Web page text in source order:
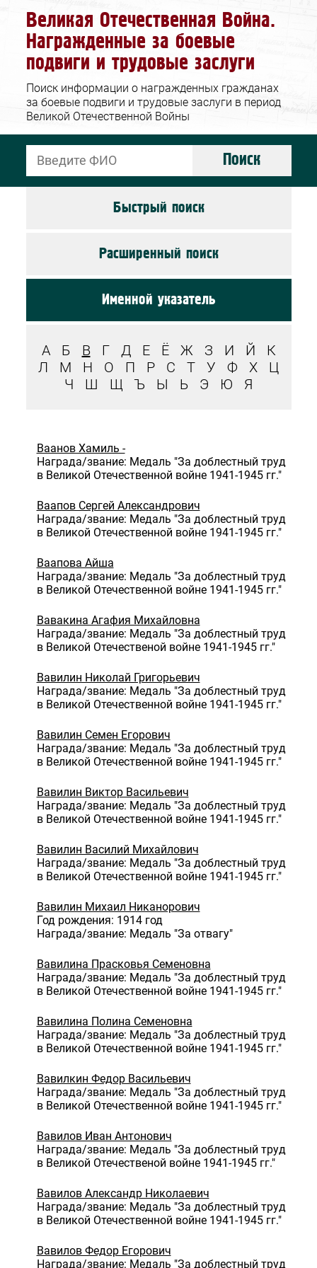
Великая Отечественная Война.
Награжденные за боевые
подвиги и трудовые заслуги
Поиск информации о награжденных гражданах
за боевые подвиги и трудовые заслуги в период
Великой Отечественной Войны
Поиск
Быстрый поиск
Расширенный поиск
Именной указатель
А Б В Г Д Е Ё Ж З И Й
К
Л
М Н О П Р С Т У Ф Х
Ц
Ч
Ш Щ Ъ Ы Ь Э Ю Я
Ваанов Хамиль -
Награда/звание: Медаль "За доблестный труд
в Великой Отечественной войне 1941-1945 гг."
Ваапов Сергей Александрович
Награда/звание: Медаль "За доблестный труд
в Великой Отечественной войне 1941-1945 гг."
Ваапова Айша
Награда/звание: Медаль "За доблестный труд
в Великой Отечественной войне 1941-1945 гг."
Вавакина Агафия Михайловна
Награда/звание: Медаль "За доблестный труд
в Великой Отечественой войне 1941-1945 гг."
Вавилин Николай Григорьевич
Награда/звание: Медаль "За доблестный труд
в Великой Отечественной войне 1941-1945 гг."
Вавилин Семен Егорович
Награда/звание: Медаль "За доблестный труд
в Великой Отечественной войне 1941-1945 гг."
Вавилин Виктор Васильевич
Награда/звание: Медаль "За доблестный труд
в Великой Отечественной войне 1941-1945 гг."
Вавилин Василий Михайлович
Награда/звание: Медаль "За доблестный труд
в Великой Отечественной войне 1941-1945 гг."
Вавилин Михаил Никанорович
Год рождения: 1914 год
Награда/звание: Медаль "За отвагу"
Вавилина Прасковья Семеновна
Награда/звание: Медаль "За доблестный труд
в Великой Отечественной войне 1941-1945 гг."
Вавилина Полина Семеновна
Награда/звание: Медаль "За доблестный труд
в Великой Отечественной войне 1941-1945 гг."
Вавилкин Федор Васильевич
Награда/звание: Медаль "За доблестный труд
в Великой Отечественной войне 1941-1945 гг."
Вавилов Иван Антонович
Награда/звание: Медаль "За доблестный труд
в Великой Отечественой войне 1941-1945 гг."
Вавилов Александр Николаевич
Награда/звание: Медаль "За доблестный труд
в Великой Отечественной войне 1941-1945 гг."
Вавилов Федор Егорович
Награда/звание: Медаль "За доблестный труд